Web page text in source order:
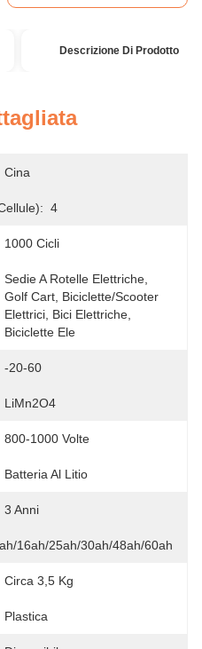
Descrizione Di Prodotto
Cina
4
1000 Cicli
Sedie A Rotelle Elettriche,
Golf Cart, Biciclette/scooter
Elettrici, Bici Elettriche,
Biciclette Ele
-20-60
LiMn2O4
800-1000 Volte
Batteria Al Litio
3 Anni
16ah/25ah/30ah/48ah/60ah
Circa 3,5 Kg
Plastica